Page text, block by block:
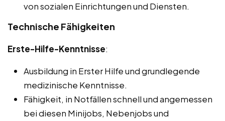
von sozialen Einrichtungen und Diensten.
Technische Fähigkeiten
Erste-Hilfe-Kenntnisse:
Ausbildung in Erster Hilfe und grundlegende
medizinische Kenntnisse.
Fähigkeit, in Notfällen schnell und angemessen
bei diesen Minijobs, Nebenjobs und